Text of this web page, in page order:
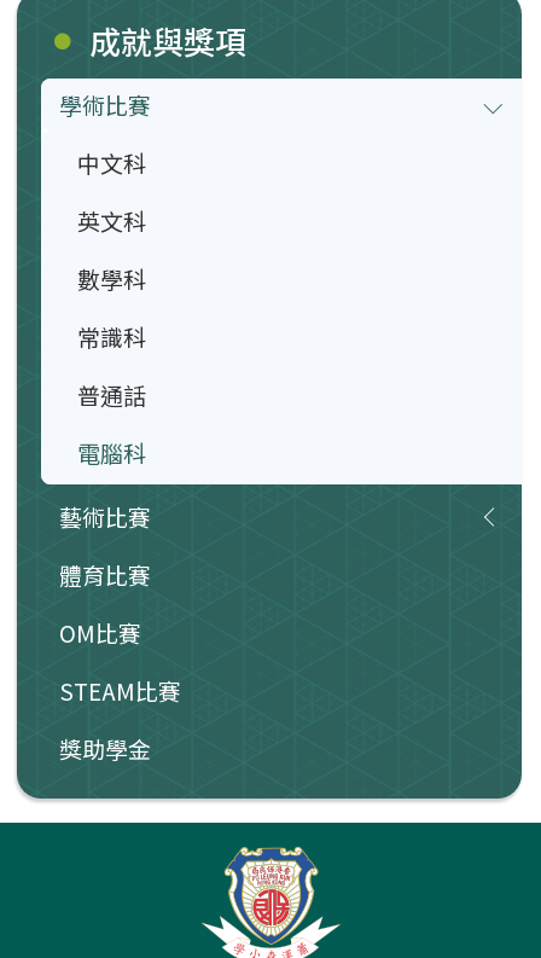
成就與獎項
學術比賽
中文科
英文科
數學科
常識科
普通話
電腦科
藝術比賽
體育比賽
OM比賽
STEAM比賽
獎助學金